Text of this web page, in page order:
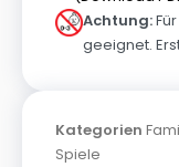
Achtung:
geeignet.
Kategorien
Spiele